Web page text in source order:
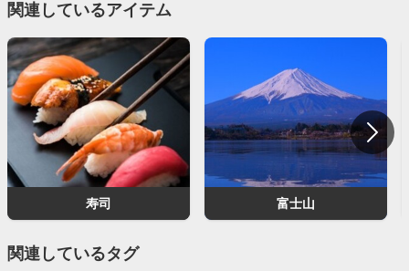
関連しているアイテム
寿司 富士山
関連しているタグ